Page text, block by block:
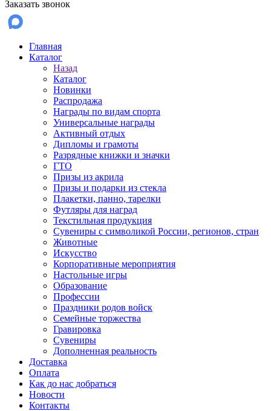
Заказать звонок
Главная
Каталог
Назад
Каталог
Новинки
Распродажа
Награды по видам спорта
Универсальные награды
Активный отдых
Дипломы и грамоты
Разрядные книжки и значки
ГТО
Призы из акрила
Призы и подарки из стекла
Плакетки, панно, тарелки
Футляры для наград
Текстильная продукция
Сувениры с символикой России, регионов, стран
Животные
Искусство
Корпоративные мероприятия
Настольные игры
Образование
Профессии
Праздники родов войск
Семейные торжества
Гравировка
Сувениры
Дополненная реальность
Доставка
Оплата
Как до нас добраться
Новости
Контакты